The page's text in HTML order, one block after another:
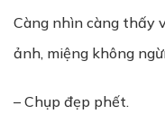
Càng nhìn càng thấy
ảnh, miệng không
– Chụp đẹp phết.